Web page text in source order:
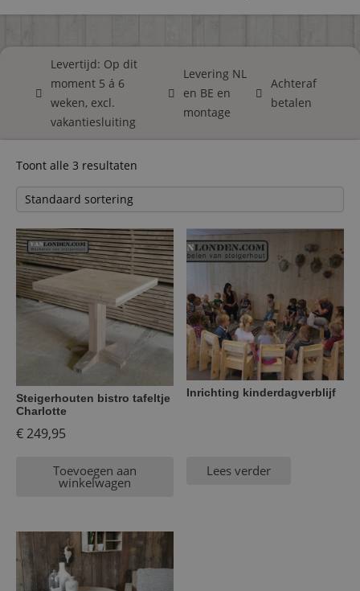
Levertijd: Op dit
moment 5 á 6
weken, excl.
vakantiesluiting
Levering NL
en BE en
montage
Achteraf
betalen
Toont alle 3 resultaten
Steigerhouten bistro tafeltje
Charlotte
€249,95
Toevoegen aan
winkelwagen
Inrichting kinderdagverblijf
Lees verder